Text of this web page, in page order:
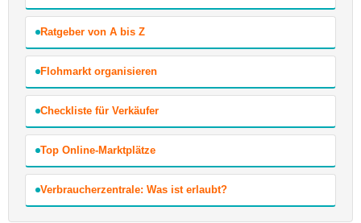
Ratgeber von A bis Z
Flohmarkt organisieren
Checkliste für Verkäufer
Top Online-Marktplätze
Verbraucherzentrale: Was ist erlaubt?